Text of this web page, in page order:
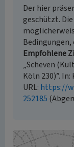
Der hier
geschützt.
Bedingungen,
Empfohlene
„Scheven
Köln 230)”.
URL: https://
252185